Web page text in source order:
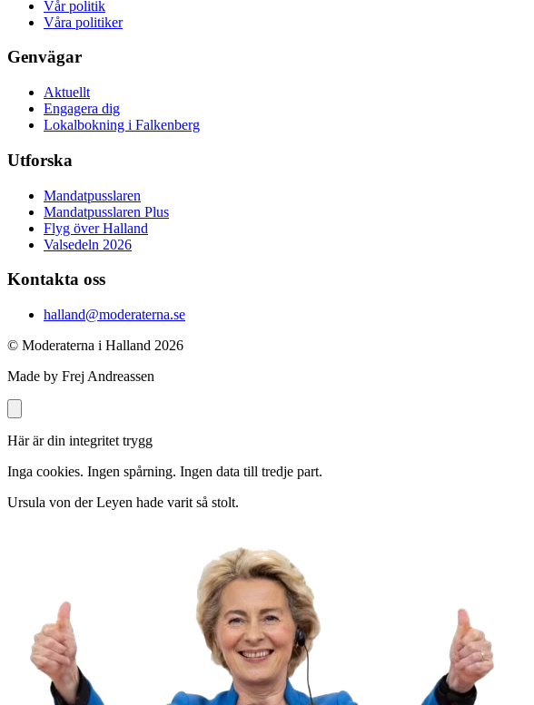
Vår politik
Våra politiker
Genvägar
Aktuellt
Engagera dig
Lokalbokning i Falkenberg
Utforska
Mandatpusslaren
Mandatpusslaren Plus
Flyg över Halland
Valsedeln 2026
Kontakta oss
halland@moderaterna.se
© Moderaterna i Halland 2026
Made by Frej Andreassen
Här är din integritet trygg
Inga cookies. Ingen spårning. Ingen data till tredje part.
Ursula von der Leyen hade varit så stolt.